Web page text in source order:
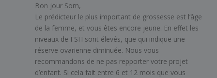
Bon jour Som,
Le prédicteur le plus important de grossesse est l’âge
de la femme, et vous êtes encore jeune. En effet les
niveaux de FSH sont élevés, que qui indique une
réserve ovarienne diminuée. Nous vous
recommandons de ne pas repporter votre projet
d’enfant. Si cela fait entre 6 et 12 mois que vous